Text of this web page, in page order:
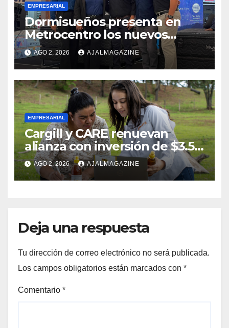
EMPRESARIAL
Dormisueños presenta en
Metrocentro los nuevos
modelos Muna Care de
Comfort Life: Innovación y
calidad en descanso
AGO 2, 2026 AJALMAGAZINE
EMPRESARIAL
Cargill y CARE renuevan
alianza con inversión de $3.5
millones para el desarrollo de
mujeres rurales en
Centroamérica
AGO 2, 2026 AJALMAGAZINE
Deja una respuesta
Tu dirección de correo electrónico no será publicada.
Los campos obligatorios están marcados con *
Comentario *